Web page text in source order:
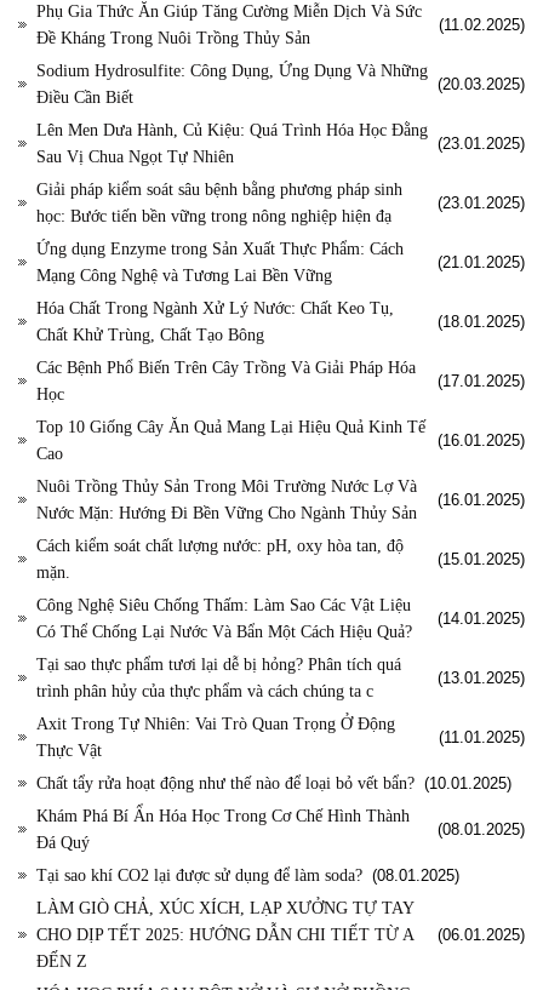
Phụ Gia Thức Ăn Giúp Tăng Cường Miễn Dịch Và Sức
Đề Kháng Trong Nuôi Trồng Thủy Sản
(11.02.2025)
Sodium Hydrosulfite: Công Dụng, Ứng Dụng Và Những
Điều Cần Biết
(20.03.2025)
Lên Men Dưa Hành, Củ Kiệu: Quá Trình Hóa Học Đằng
Sau Vị Chua Ngọt Tự Nhiên
(23.01.2025)
Giải pháp kiểm soát sâu bệnh bằng phương pháp sinh
học: Bước tiến bền vững trong nông nghiệp hiện đạ
(23.01.2025)
Ứng dụng Enzyme trong Sản Xuất Thực Phẩm: Cách
Mạng Công Nghệ và Tương Lai Bền Vững
(21.01.2025)
Hóa Chất Trong Ngành Xử Lý Nước: Chất Keo Tụ,
Chất Khử Trùng, Chất Tạo Bông
(18.01.2025)
Các Bệnh Phổ Biến Trên Cây Trồng Và Giải Pháp Hóa
Học
(17.01.2025)
Top 10 Giống Cây Ăn Quả Mang Lại Hiệu Quả Kinh Tế
Cao
(16.01.2025)
Nuôi Trồng Thủy Sản Trong Môi Trường Nước Lợ Và
Nước Mặn: Hướng Đi Bền Vững Cho Ngành Thủy Sản
(16.01.2025)
Cách kiểm soát chất lượng nước: pH, oxy hòa tan, độ
mặn.
(15.01.2025)
Công Nghệ Siêu Chống Thấm: Làm Sao Các Vật Liệu
Có Thể Chống Lại Nước Và Bẩn Một Cách Hiệu Quả?
(14.01.2025)
Tại sao thực phẩm tươi lại dễ bị hỏng? Phân tích quá
trình phân hủy của thực phẩm và cách chúng ta c
(13.01.2025)
Axit Trong Tự Nhiên: Vai Trò Quan Trọng Ở Động
Thực Vật
(11.01.2025)
Chất tẩy rửa hoạt động như thế nào để loại bỏ vết bẩn? (10.01.2025)
Khám Phá Bí Ẩn Hóa Học Trong Cơ Chế Hình Thành
Đá Quý
(08.01.2025)
Tại sao khí CO2 lại được sử dụng để làm soda? (08.01.2025)
LÀM GIÒ CHẢ, XÚC XÍCH, LẠP XƯỞNG TỰ TAY
CHO DỊP TẾT 2025: HƯỚNG DẪN CHI TIẾT TỪ A
ĐẾN Z
(06.01.2025)